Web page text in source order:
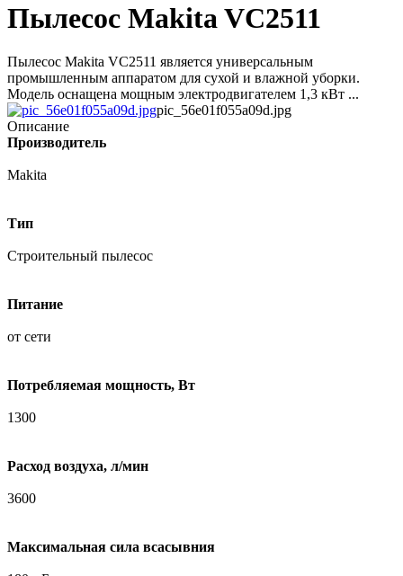
Пылесос Makita VC2511
Пылесос Makita VC2511 является универсальным
промышленным аппаратом для сухой и влажной уборки.
Модель оснащена мощным электродвигателем 1,3 кВт ...
pic_56e01f055a09d.jpg
Описание
Производитель
Makita
Тип
Строительный пылесос
Питание
от сети
Потребляемая мощность, Вт
1300
Расход воздуха, л/мин
3600
Максимальная сила всасывния